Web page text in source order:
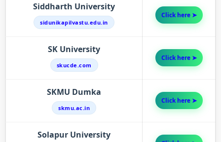
Siddharth University
sidunikapilvastu.edu.in
Click here ➤
SK University
skucde.com
Click here ➤
SKMU Dumka
skmu.ac.in
Click here ➤
Solapur University